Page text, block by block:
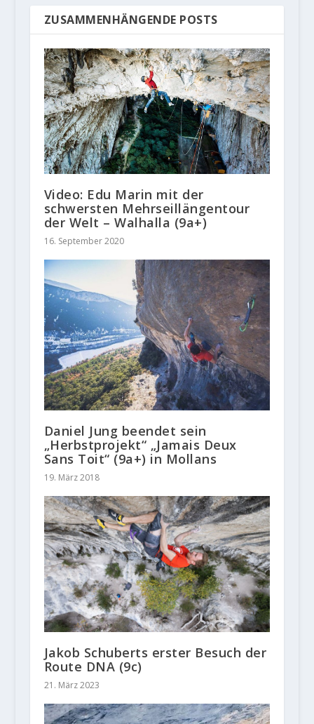
ZUSAMMENHÄNGENDE POSTS
Video: Edu Marin mit der
schwersten Mehrseillängentour
der Welt – Walhalla (9a+)
16. September 2020
Daniel Jung beendet sein
„Herbstprojekt“ „Jamais Deux
Sans Toit“ (9a+) in Mollans
19. März 2018
Jakob Schuberts erster Besuch der
Route DNA (9c)
21. März 2023